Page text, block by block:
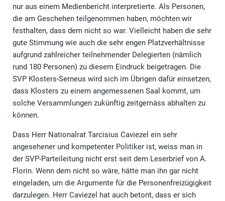
nur aus einem Medienbericht interpretierte. Als Personen,
die am Geschehen teilgenommen haben, möchten wir
festhalten, dass dem nicht so war. Vielleicht haben die sehr
gute Stimmung wie auch die sehr engen Platzverhältnisse
aufgrund zahlreicher teilnehmender Delegierten (nämlich
rund 180 Personen) zu diesem Eindruck beigetragen. Die
SVP Klosters-Serneus wird sich im Übrigen dafür einsetzen,
dass Klosters zu einem angemessenen Saal kommt, um
solche Versammlungen zukünftig zeitgemäss abhalten zu
können.
Dass Herr Nationalrat Tarcisius Caviezel ein sehr
angesehener und kompetenter Politiker ist, weiss man in
der SVP-Parteileitung nicht erst seit dem Leserbrief von A.
Florin. Wenn dem nicht so wäre, hätte man ihn gar nicht
eingeladen, um die Argumente für die Personenfreizügigkeit
darzulegen. Herr Caviezel hat auch betont, dass er sich